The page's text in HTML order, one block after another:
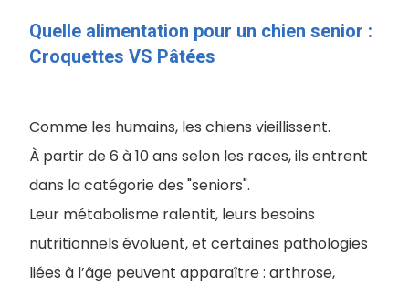
Quelle alimentation pour un chien senior :
Croquettes VS Pâtées
Comme les humains, les chiens vieillissent.
À partir de 6 à 10 ans selon les races, ils entrent
dans la catégorie des "seniors".
Leur métabolisme ralentit, leurs besoins
nutritionnels évoluent, et certaines pathologies
liées à l’âge peuvent apparaître : arthrose,